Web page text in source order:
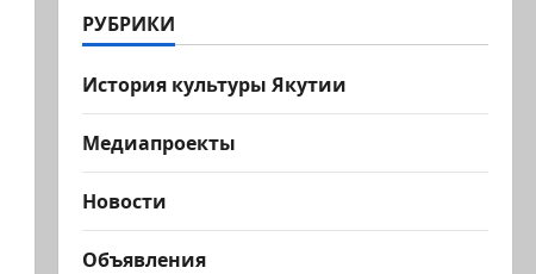
РУБРИКИ
История культуры Якутии
Медиапроекты
Новости
Объявления